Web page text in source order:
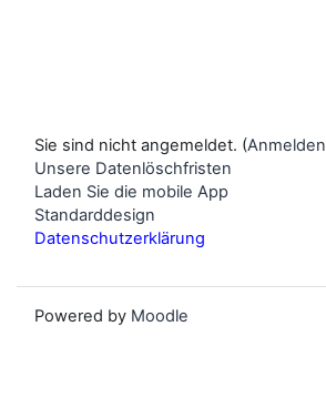
Sie sind nicht angemeldet. (Anmelden
Unsere Datenlöschfristen
Laden Sie die mobile App
Standarddesign
Datenschutzerklärung
Powered by Moodle